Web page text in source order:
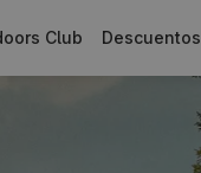
Club Descuentos